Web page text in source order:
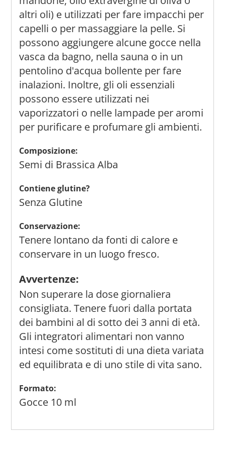
altri oli) e utilizzati per fare impacchi per
capelli o per massaggiare la pelle. Si
possono aggiungere alcune gocce nella
vasca da bagno, nella sauna o in un
pentolino d'acqua bollente per fare
inalazioni. Inoltre, gli oli essenziali
possono essere utilizzati nei
vaporizzatori o nelle lampade per aromi
per purificare e profumare gli ambienti.
Composizione:
Semi di Brassica Alba
Contiene glutine?
Senza Glutine
Conservazione:
Tenere lontano da fonti di calore e
conservare in un luogo fresco.
Avvertenze:
Non superare la dose giornaliera
consigliata. Tenere fuori dalla portata
dei bambini al di sotto dei 3 anni di età.
Gli integratori alimentari non vanno
intesi come sostituti di una dieta variata
ed equilibrata e di uno stile di vita sano.
Formato:
Gocce 10 ml